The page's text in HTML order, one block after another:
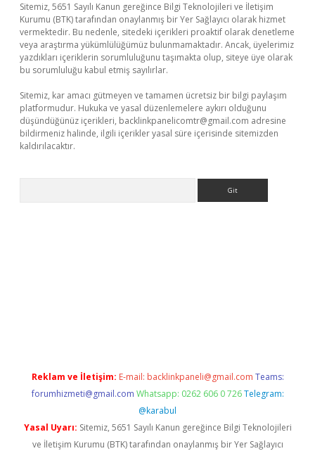
Sitemiz, 5651 Sayılı Kanun gereğince Bilgi Teknolojileri ve İletişim
Kurumu (BTK) tarafından onaylanmış bir Yer Sağlayıcı olarak hizmet
vermektedir. Bu nedenle, sitedeki içerikleri proaktif olarak denetleme
veya araştırma yükümlülüğümüz bulunmamaktadır. Ancak, üyelerimiz
yazdıkları içeriklerin sorumluluğunu taşımakta olup, siteye üye olarak
bu sorumluluğu kabul etmiş sayılırlar.
Sitemiz, kar amacı gütmeyen ve tamamen ücretsiz bir bilgi paylaşım
platformudur. Hukuka ve yasal düzenlemelere aykırı olduğunu
düşündüğünüz içerikleri, backlinkpanelicomtr@gmail.com adresine
bildirmeniz halinde, ilgili içerikler yasal süre içerisinde sitemizden
kaldırılacaktır.
Reklam ve İletişim: E-mail: backlinkpaneli@gmail.com Teams:
forumhizmeti@gmail.com Whatsapp: 0262 606 0 726 Telegram:
@karabul
Yasal Uyarı: Sitemiz, 5651 Sayılı Kanun gereğince Bilgi Teknolojileri
ve İletişim Kurumu (BTK) tarafından onaylanmış bir Yer Sağlayıcı